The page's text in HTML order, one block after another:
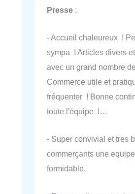
Presse :
- Accueil chaleureux !
sympa ! Articles divers
avec un grand nombre
Commerce utile et
fréquenter ! Bonne
toute l'équipe !…
- Super convivial et tres
commerçants une equipe
formidable.